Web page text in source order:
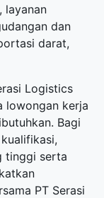
layanan
dan
darat,
Logistics
lowongan kerja
Bagi
tinggi serta
PT Serasi